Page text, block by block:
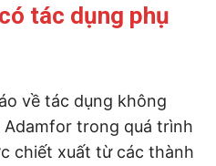
tác dụng phụ
về tác dụng không
trong quá trình
chiết xuất từ các thành